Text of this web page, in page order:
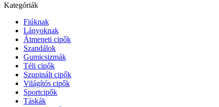
Kategóriák
Fiúknak
Lányoknak
Átmeneti cipők
Szandálok
Gumicsizmák
Téli cipők
Szupinált cipők
Világítós cipők
Sportcipők
Táskák